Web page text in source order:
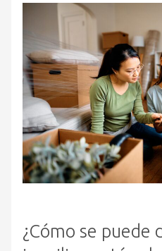
¿Cómo se puede